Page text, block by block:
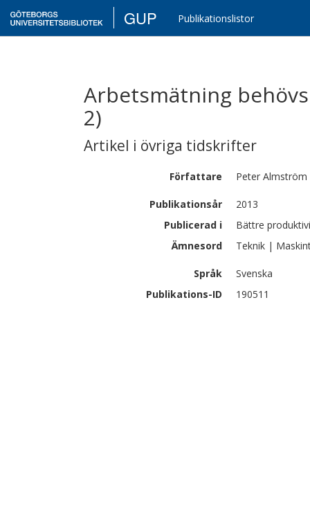
GUP Publikationslistor
Arbetsmätning
2)
Artikel i övriga tidskrifter
Författare Peter Almström
Publikationsår
2013
Publicerad i
Bättre
Ämnesord
Teknik |
Språk
Svenska
Publikations-ID
190511